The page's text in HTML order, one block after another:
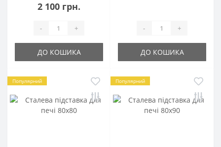
2 100 грн.
- +
ДО КОШИКА
- +
ДО КОШИКА
Популярний Популярний